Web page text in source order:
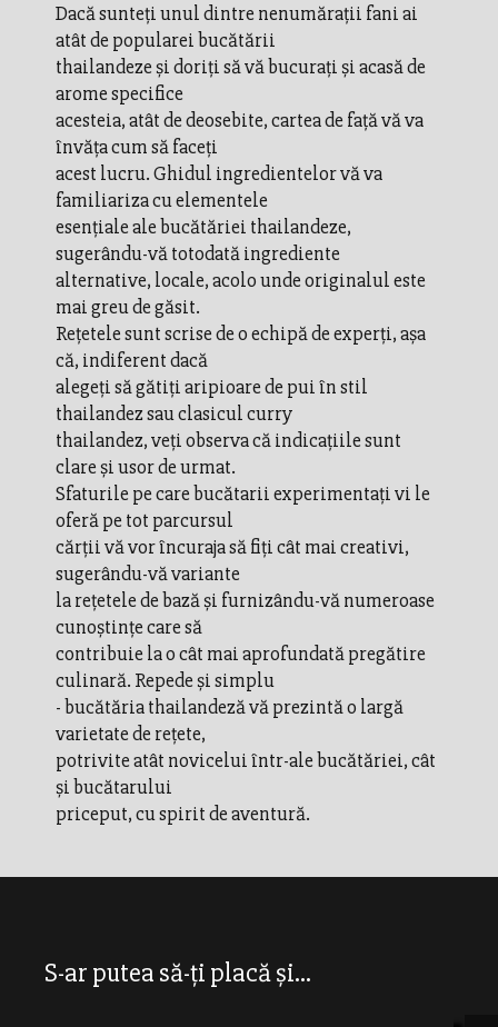
Dacă sunteţi unul dintre nenumăraţii fani ai
atât de popularei bucătării
thailandeze şi doriţi să vă bucuraţi şi acasă de
arome specifice
acesteia, atât de deosebite, cartea de faţă vă va
învăţa cum să faceţi
acest lucru. Ghidul ingredientelor vă va
familiariza cu elementele
esenţiale ale bucătăriei thailandeze,
sugerându-vă totodată ingrediente
alternative, locale, acolo unde originalul este
mai greu de găsit.
Reţetele sunt scrise de o echipă de experţi, aşa
că, indiferent dacă
alegeţi să gătiţi aripioare de pui în stil
thailandez sau clasicul curry
thailandez, veţi observa că indicaţiile sunt
clare şi usor de urmat.
Sfaturile pe care bucătarii experimentaţi vi le
oferă pe tot parcursul
cărţii vă vor încuraja să fiţi cât mai creativi,
sugerându-vă variante
la reţetele de bază şi furnizându-vă numeroase
cunoştinţe care să
contribuie la o cât mai aprofundată pregătire
culinară. Repede şi simplu
- bucătăria thailandeză vă prezintă o largă
varietate de reţete,
potrivite atât novicelui într-ale bucătăriei, cât
şi bucătarului
priceput, cu spirit de aventură.
S-ar putea să-ți placă și...